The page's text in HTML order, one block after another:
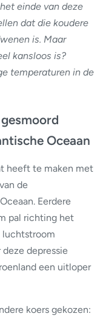
einde van deze
dat die koudere
is. Maar
kansloos is?
temperaturen in de
Oceaan
heeft te maken met
de
Eerdere
pal richting het
luchtstroom
depressie
een uitloper
koers gekozen: